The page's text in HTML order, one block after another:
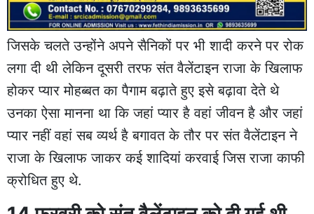
जिसके चलते उन्होंने अपने सैनिकों पर भी शादी करने पर रोक
लगा दी थी लेकिन दूसरी तरफ संत वैलेंटाइन राजा के खिलाफ
होकर प्यार मोहब्बत का पैगाम बढ़ाते हुए इसे बढ़ावा देते थे
उनका ऐसा मानना था कि जहां प्यार है वहां जीवन है और जहां
प्यार नहीं वहां सब व्यर्थ है बगावत के तौर पर संत वैलेंटाइन ने
राजा के खिलाफ जाकर कई शादियां करवाई जिस राजा काफी
क्रोधित हुए थे.